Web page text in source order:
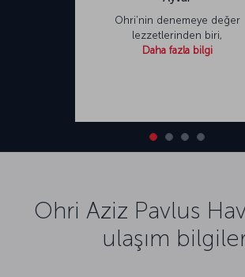
Ohri’nin denemeye değer
lezzetlerinden biri,
Daha fazla bilgi
Ohri Aziz Pavlus
ulaşım